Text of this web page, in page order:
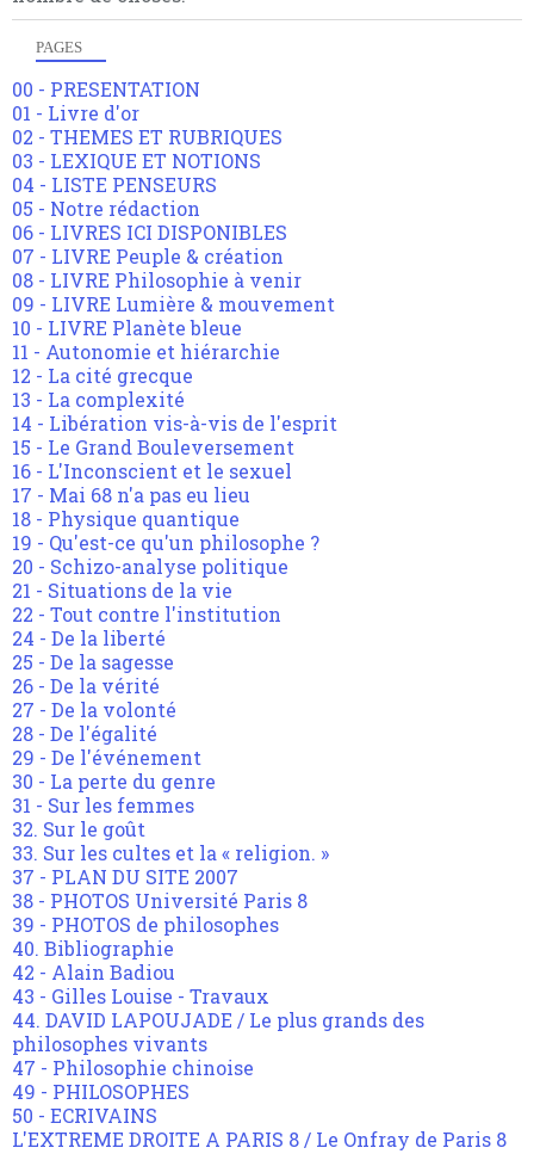
PAGES
00 - PRESENTATION
01 - Livre d'or
02 - THEMES ET RUBRIQUES
03 - LEXIQUE ET NOTIONS
04 - LISTE PENSEURS
05 - Notre rédaction
06 - LIVRES ICI DISPONIBLES
07 - LIVRE Peuple & création
08 - LIVRE Philosophie à venir
09 - LIVRE Lumière & mouvement
10 - LIVRE Planète bleue
11 - Autonomie et hiérarchie
12 - La cité grecque
13 - La complexité
14 - Libération vis-à-vis de l'esprit
15 - Le Grand Bouleversement
16 - L'Inconscient et le sexuel
17 - Mai 68 n'a pas eu lieu
18 - Physique quantique
19 - Qu'est-ce qu'un philosophe ?
20 - Schizo-analyse politique
21 - Situations de la vie
22 - Tout contre l'institution
24 - De la liberté
25 - De la sagesse
26 - De la vérité
27 - De la volonté
28 - De l'égalité
29 - De l'événement
30 - La perte du genre
31 - Sur les femmes
32. Sur le goût
33. Sur les cultes et la « religion. »
37 - PLAN DU SITE 2007
38 - PHOTOS Université Paris 8
39 - PHOTOS de philosophes
40. Bibliographie
42 - Alain Badiou
43 - Gilles Louise - Travaux
44. DAVID LAPOUJADE / Le plus grands des
philosophes vivants
47 - Philosophie chinoise
49 - PHILOSOPHES
50 - ECRIVAINS
L'EXTREME DROITE A PARIS 8 / Le Onfray de Paris 8